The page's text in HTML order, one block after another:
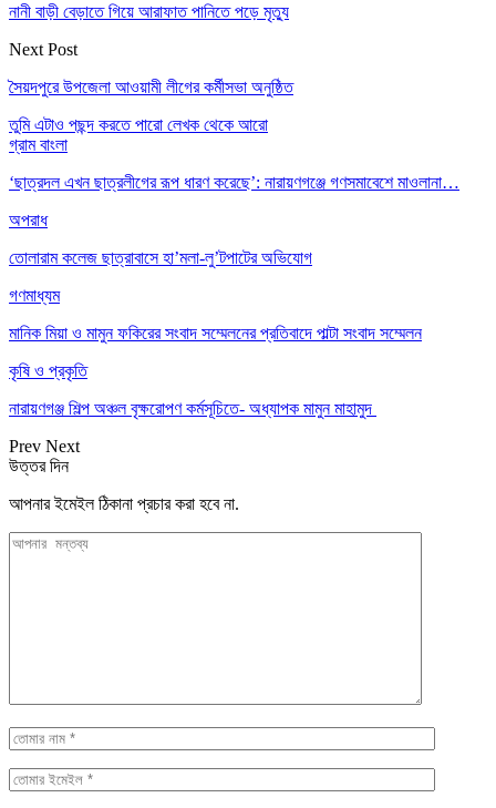
নানী বাড়ী বেড়াতে গিয়ে আরাফাত পানিতে পড়ে মৃত্যু
Next Post
সৈয়দপুরে উপজেলা আওয়ামী লীগের কর্মীসভা অনুষ্ঠিত
তুমি এটাও পছন্দ করতে পারো লেখক থেকে আরো
গ্রাম বাংলা
‘ছাত্রদল এখন ছাত্রলীগের রূপ ধারণ করেছে’: নারায়ণগঞ্জে গণসমাবেশে মাওলানা…
অপরাধ
তোলারাম কলেজ ছাত্রাবাসে হা’মলা-লু’টপাটের অভিযোগ
গণমাধ্যম
মানিক মিয়া ও মামুন ফকিরের সংবাদ সম্মেলনের প্রতিবাদে পাল্টা সংবাদ সম্মেলন
কৃষি ও প্রকৃতি
নারায়ণগঞ্জ শিল্প অঞ্চল বৃক্ষরোপণ কর্মসূচিতে- অধ্যাপক মামুন মাহামুদ
Prev Next
উত্তর দিন
আপনার ইমেইল ঠিকানা প্রচার করা হবে না.